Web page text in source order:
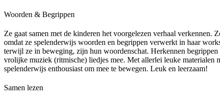
Woorden & Begrippen
Ze gaat samen met de kinderen het voorgelezen verhaal verkennen.
omdat ze spelenderwijs woorden en begrippen verwerkt in haar
terwijl ze in beweging, zijn hun woordenschat. Herkennen begrippen
vrolijke muziek (ritmische) liedjes mee. Met allerlei leuke materialen
spelenderwijs enthousiast om mee te bewegen. Leuk en leerzaam!
Samen lezen